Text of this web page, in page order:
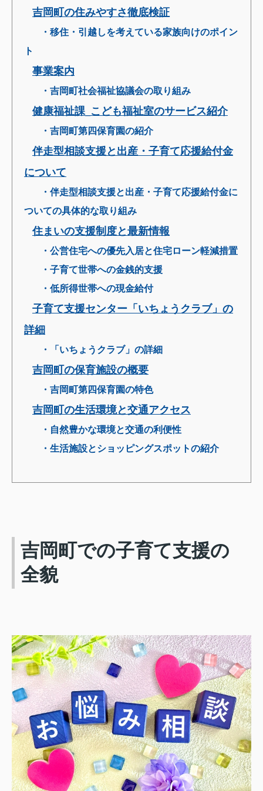
吉岡町の住みやすさ徹底検証
・移住・引越しを考えている家族向けのポイン
ト
事業案内
・吉岡町社会福祉協議会の取り組み
健康福祉課_こども福祉室のサービス紹介
・吉岡町第四保育園の紹介
伴走型相談支援と出産・子育て応援給付金
について
・伴走型相談支援と出産・子育て応援給付金に
ついての具体的な取り組み
住まいの支援制度と最新情報
・公営住宅への優先入居と住宅ローン軽減措置
・子育て世帯への金銭的支援
・低所得世帯への現金給付
子育て支援センター「いちょうクラブ」の
詳細
・「いちょうクラブ」の詳細
吉岡町の保育施設の概要
・吉岡町第四保育園の特色
吉岡町の生活環境と交通アクセス
・自然豊かな環境と交通の利便性
・生活施設とショッピングスポットの紹介
吉岡町での子育て支援の
全貌